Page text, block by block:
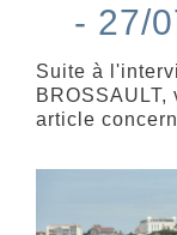
- 27/
Suite à
article